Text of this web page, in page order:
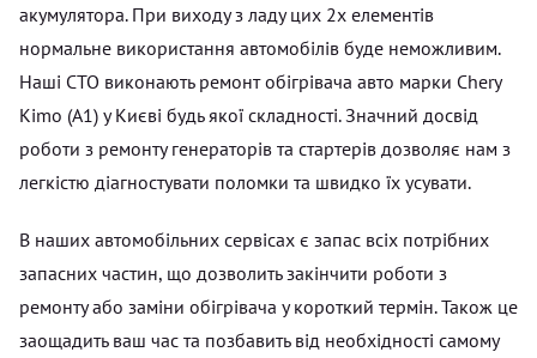
акумулятора. При виходу з ладу цих 2х елементів
нормальне використання автомобілів буде неможливим.
Наші СТО виконають ремонт обігрівача авто марки Chery
Kimo (A1) у Києві будь якої складності. Значний досвід
роботи з ремонту генераторів та стартерів дозволяє нам з
легкістю діагностувати поломки та швидко їх усувати.
В наших автомобільних сервісах є запас всіх потрібних
запасних частин, що дозволить закінчити роботи з
ремонту або заміни обігрівача у короткий термін. Також це
заощадить ваш час та позбавить від необхідності самому